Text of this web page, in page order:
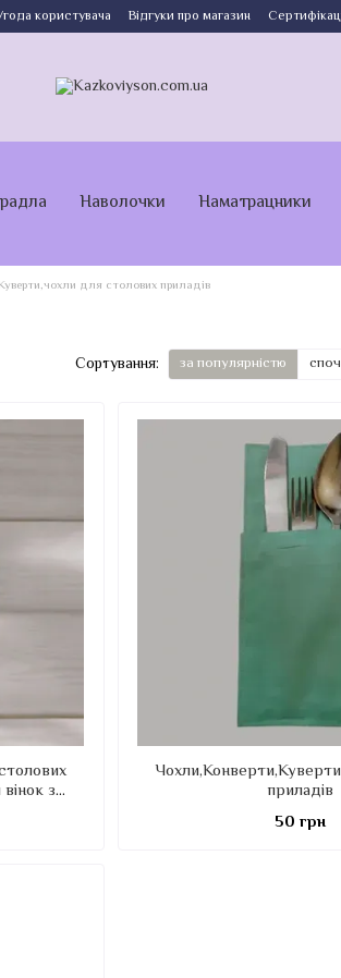
користувача Відгуки про магазин
Наволочки Наматрацники
для столових приладів
Сортування: за популярністю
з
приладів
50 грн